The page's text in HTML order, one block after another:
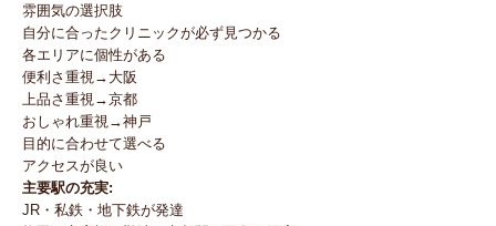
雰囲気の選択肢
自分に合ったクリニックが必ず見つかる
各エリアに個性がある
便利さ重視→大阪
上品さ重視→京都
おしゃれ重視→神戸
目的に合わせて選べる
アクセスが良い
主要駅の充実:
JR・私鉄・地下鉄が発達